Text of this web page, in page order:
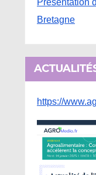
Présentation
Bretagne
https://